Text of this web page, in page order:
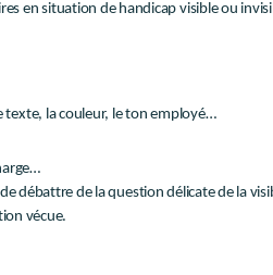
en situation de handicap visible ou
texte, la couleur, le ton employé…
débattre de la question délicate de la
vécue.